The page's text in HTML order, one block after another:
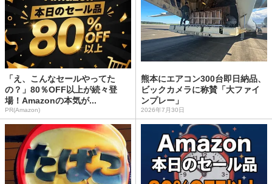
「え、こんなセールやってた
の？」80％OFF以上が続々登
場！Amazonの本気が...
PR(Amazon)
熊本にエアコン300台即日納品、
ビックカメラに称賛「大ファイ
ンプレー」
2026年7月30日